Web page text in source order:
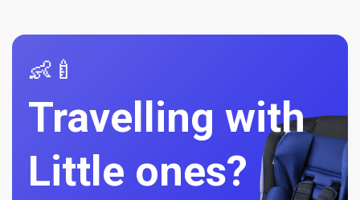
👶🍼
Travelling with
Little ones?